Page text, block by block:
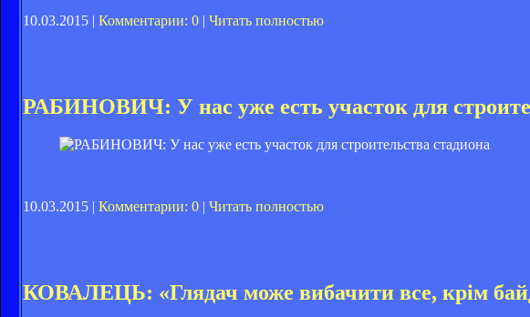
10.03.2015 | Комментарии: 0 | Читать полностью
РАБИНОВИЧ: У нас уже есть участок для
10.03.2015 | Комментарии: 0 Читать полностью
КОВАЛЕЦЬ: «Глядач може вибачити все, крім